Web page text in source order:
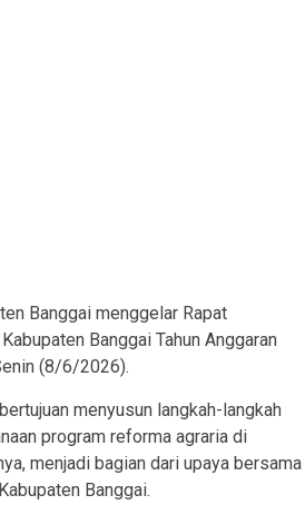
Banggai menggelar Rapat
Banggai Tahun Anggaran
(8/6/2026).
menyusun langkah-langkah
program reforma agraria di
menjadi bagian dari upaya bersama
Banggai.